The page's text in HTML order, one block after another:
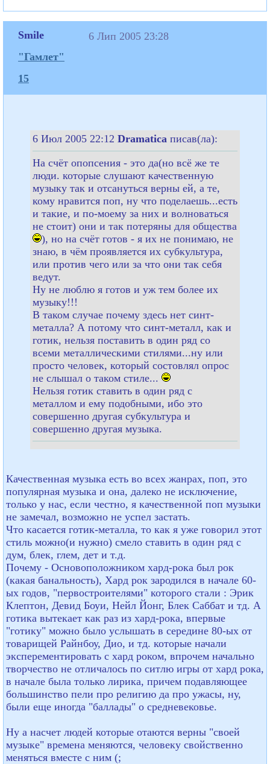
Smile
"Гамлет"
15
6 Лип 2005 23:28
6 Июл 2005 22:12 Dramatica писав(ла):
На счёт опопсения - это да(но всё же те
люди. которые слушают качественную
музыку так и отсануться верны ей, а те,
кому нравится поп, ну что поделаешь...есть
и такие, и по-моему за них и волноваться
не стоит) они и так потеряны для общества
), но на счёт готов - я их не понимаю, не
знаю, в чём проявляется их субкультура,
или против чего или за что они так себя
ведут.
Ну не люблю я готов и уж тем более их
музыку!!!
В таком случае почему здесь нет синт-
металла? А потому что синт-металл, как и
готик, нельзя поставить в один ряд со
всеми металлическими стилями...ну или
просто человек, котoрый состовлял опрос
не слышал о таком стиле...
Нельзя готик ставить в один ряд с
металлом и ему подобными, ибо это
совершенно другая субкультура и
совершенно другая музыка.
Качественная музыка есть во всех жанрах, поп, это
популярная музыка и она, далеко не исключение,
только у нас, если честно, я качественной поп музыки
не замечал, возможно не успел застать.
Что касается готик-металла, то как я уже говорил этот
стиль можно(и нужно) смело ставить в один ряд с
дум, блек, глем, дет и т.д.
Почему - Основоположником хард-рока был рок
(какая банальность), Хард рок зародился в начале 60-
ых годов, "первостроителями" которого стали : Эрик
Клептон, Девид Боуи, Нейл Йонг, Блек Саббат и тд. А
готика вытекает как раз из хард-рока, впервые
"готику" можно было услышать в середине 80-ых от
товарищей Райнбоу, Дио, и тд. которые начали
эксперементировать с хард роком, впрочем начально
творчество не отличалось по ситлю игры от хард рока,
в начале была только лирика, причем подавляющее
большинство пели про религию да про ужасы, ну,
были еще иногда "баллады" о средневековье.
Ну а насчет людей которые отаются верны "своей
музыке" времена меняются, человеку свойственно
меняться вместе с ним (;